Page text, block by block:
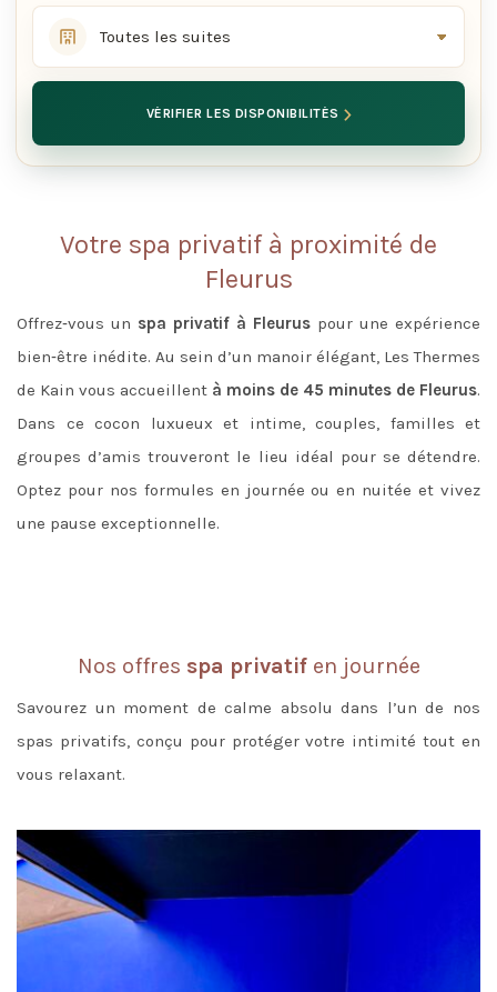
VÉRIFIER LES DISPONIBILITÉS ›
Votre spa privatif à proximité de
Fleurus
Offrez‑vous un spa privatif à Fleurus pour une expérience
bien‑être inédite. Au sein d’un manoir élégant, Les Thermes
de Kain vous accueillent à moins de 45 minutes de Fleurus.
Dans ce cocon luxueux et intime, couples, familles et
groupes d’amis trouveront le lieu idéal pour se détendre.
Optez pour nos formules en journée ou en nuitée et vivez
une pause exceptionnelle.
Nos offres spa privatifen journée
Savourez un moment de calme absolu dans l’un de nos
spas privatifs, conçu pour protéger votre intimité tout en
vous relaxant.